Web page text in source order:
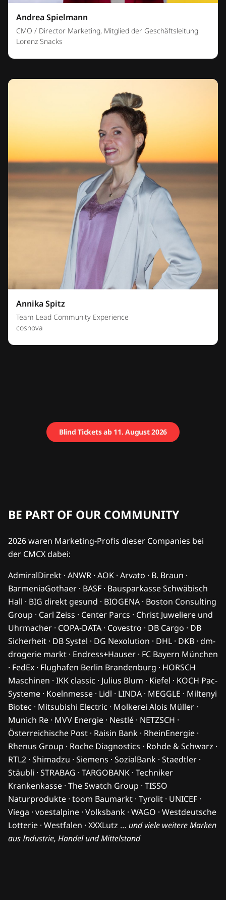
Andrea Spielmann
CMO / Director Marketing, Mitglied der Geschäftsleitung
Lorenz Snacks
Annika Spitz
Team Lead Community Experience
cosnova
Blind Tickets ab 11. August 2026
BE PART OF OUR COMMUNITY
2026 waren Marketing-Profis dieser Companies bei
der CMCX dabei:
AdmiralDirekt · ANWR · AOK · Arvato · B. Braun ·
BarmeniaGothaer · BASF · Bausparkasse Schwäbisch
Hall · BIG direkt gesund · BIOGENA · Boston Consulting
Group · Carl Zeiss · Center Parcs · Christ Juweliere und
Uhrmacher · COPA-DATA · Covestro · DB Cargo · DB
Sicherheit · DB Systel · DG Nexolution · DHL · DKB · dm-
drogerie markt · Endress+Hauser · FC Bayern München
· FedEx · Flughafen Berlin Brandenburg · HORSCH
Maschinen · IKK classic · Julius Blum · Kiefel · KOCH Pac-
Systeme · Koelnmesse · Lidl · LINDA · MEGGLE · Miltenyi
Biotec · Mitsubishi Electric · Molkerei Alois Müller ·
Munich Re · MVV Energie · Nestlé · NETZSCH ·
Österreichische Post · Raisin Bank · RheinEnergie ·
Rhenus Group · Roche Diagnostics · Rohde & Schwarz ·
RTL2 · Shimadzu · Siemens · SozialBank · Staedtler ·
Stäubli · STRABAG · TARGOBANK · Techniker
Krankenkasse · The Swatch Group · TISSO
Naturprodukte · toom Baumarkt · Tyrolit · UNICEF ·
Viega · voestalpine · Volksbank · WAGO · Westdeutsche
Lotterie · Westfalen · XXXLutz … und viele weitere Marken
aus Industrie, Handel und Mittelstand